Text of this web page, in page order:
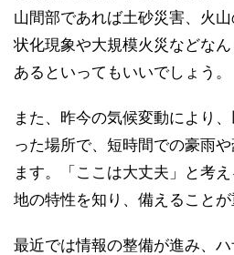
山間部であれば土砂災害、火
状化現象や大規模火災などな
あるといってもいいでしょう。
また、昨今の気候変動により
った場所で、短時間での豪雨
ます。「ここは大丈夫」と考
地の特性を知り、備えることが
最近では情報の整備が進み、